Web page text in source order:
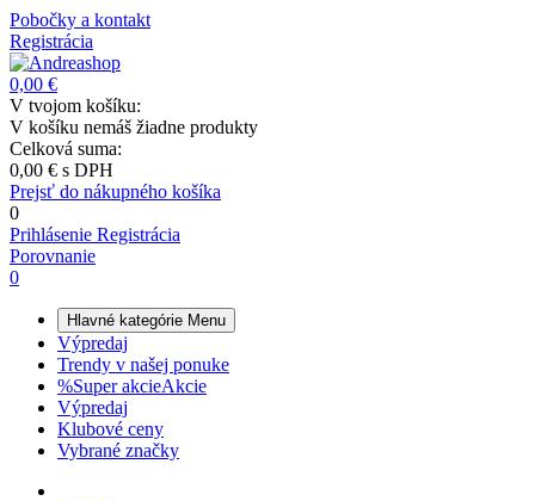
Pobočky a kontakt
Registrácia
0,00 €
V tvojom košíku:
V košíku nemáš žiadne produkty
Celková suma:
0,00 € s DPH
Prejsť do nákupného košíka
0
Prihlásenie Registrácia
Porovnanie
0
Hlavné kategórie Menu
Výpredaj
Trendy v našej ponuke
%Super akcieAkcie
Výpredaj
Klubové ceny
Vybrané značky